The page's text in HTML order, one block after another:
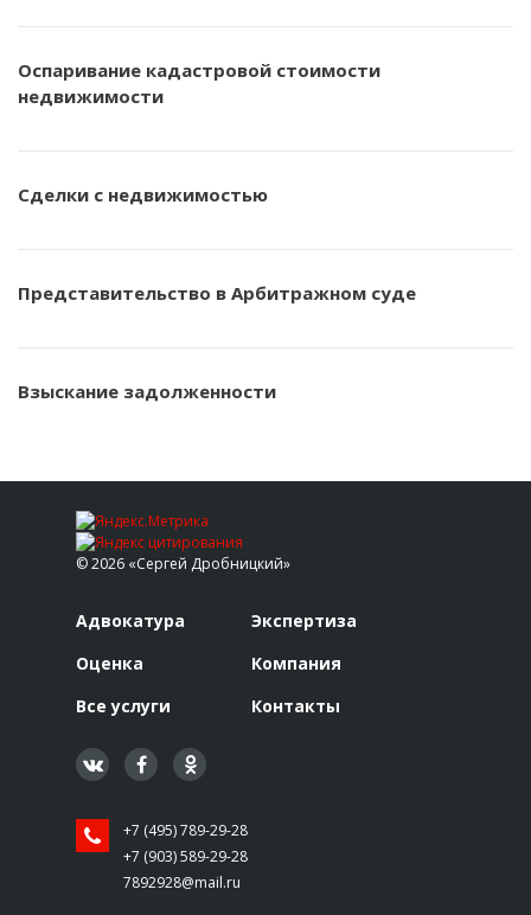
Оспаривание кадастровой стоимости
недвижимости
Сделки с недвижимостью
Представительство в Арбитражном суде
Взыскание задолженности
© 2026 «Сергей Дробницкий»
Адвокатура
Экспертиза
Оценка
Компания
Все услуги
Контакты
+7 (495) 789-29-28
+7 (903) 589-29-28
7892928@mail.ru